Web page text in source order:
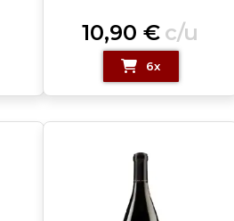
10,90 € c/u
6x